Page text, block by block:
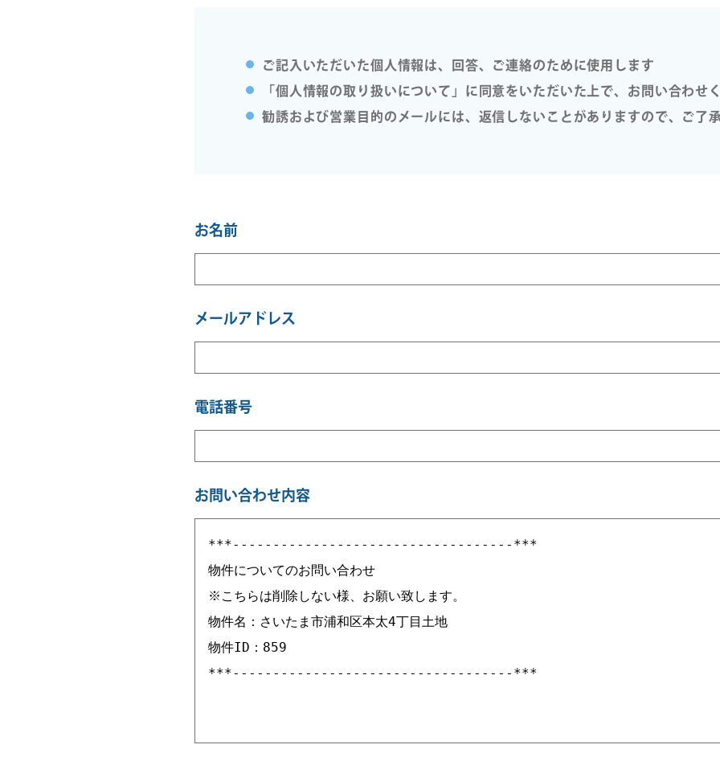
ご記入いただいた個人情報は、回答、ご連絡のために使用します
「個人情報の取り扱いについて」に同意をいただいた上で、お問い合わせ
勧誘および営業目的のメールには、返信しないことがありますので、ご了
お名前
メールアドレス
電話番号
お問い合わせ内容